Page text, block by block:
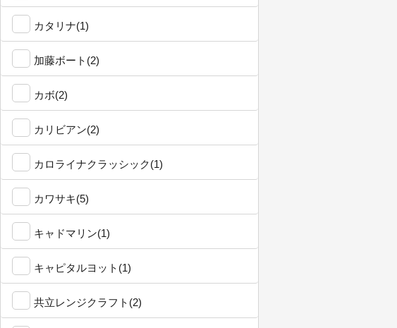
カタリナ(1)
加藤ボート(2)
カボ(2)
カリビアン(2)
カロライナクラッシック(1)
カワサキ(5)
キャドマリン(1)
キャピタルヨット(1)
共立レンジクラフト(2)